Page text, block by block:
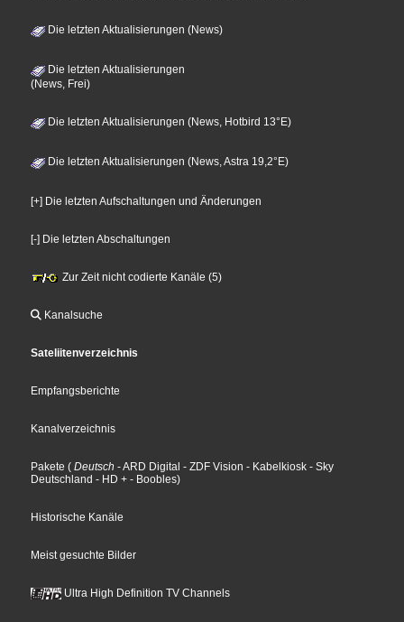
Die letzten Aktualisierungen (News)
Die letzten Aktualisierungen
(News, Frei)
Die letzten Aktualisierungen (News, Hotbird 13°E)
Die letzten Aktualisierungen (News, Astra 19,2°E)
[+] Die letzten Aufschaltungen und Änderungen
[-] Die letzten Abschaltungen
Zur Zeit nicht codierte Kanäle (5)
Kanalsuche
Sateliitenverzeichnis
Empfangsberichte
Kanalverzeichnis
Pakete ( Deutsch - ARD Digital - ZDF Vision - Kabelkiosk - Sky
Deutschland - HD + - Boobles)
Historische Kanäle
Meist gesuchte Bilder
Ultra High Definition TV Channels